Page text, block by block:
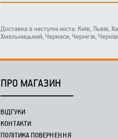
Доставка в наступні міста: Київ, Львів,
Хмельницький, Черкаси, Чернігів,
ПРО МАГАЗИН
ВІДГУКИ
КОНТАКТИ
ПОЛІТИКА ПОВЕРНЕННЯ